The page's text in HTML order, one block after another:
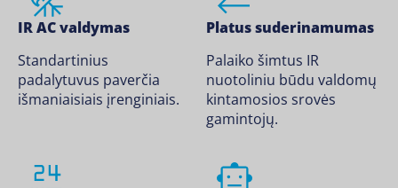
IR AC valdymas
Standartinius
padalytuvus paverčia
išmaniaisiais įrenginiais.
Platus suderinamumas
Palaiko šimtus IR
nuotoliniu būdu valdomų
kintamosios srovės
gamintojų.